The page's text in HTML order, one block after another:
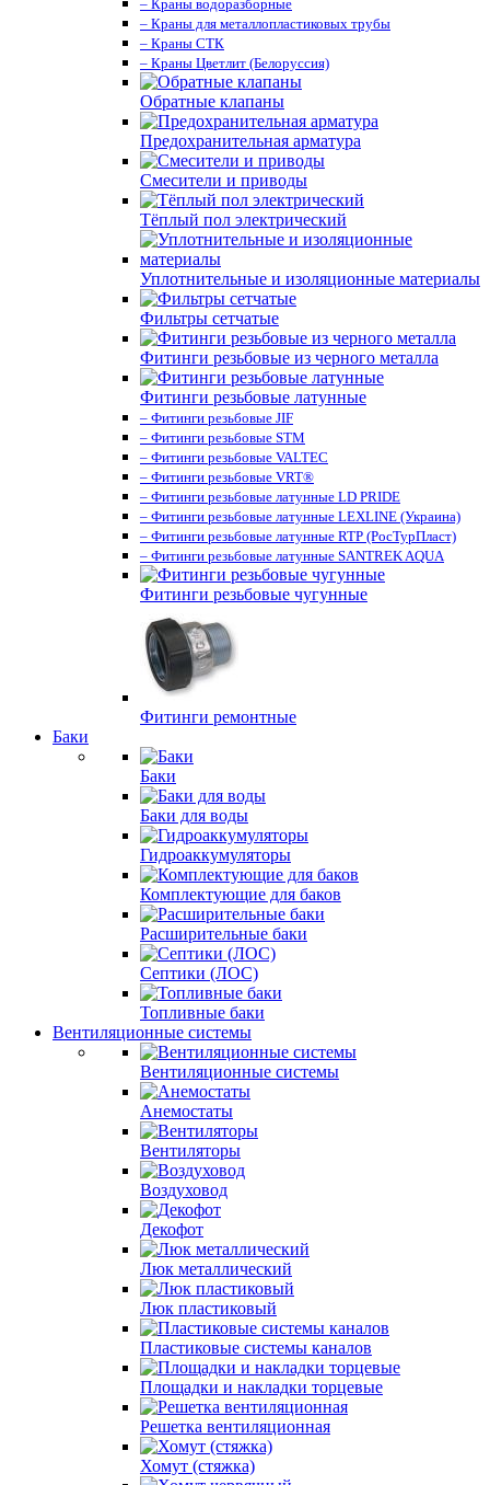
– Краны водоразборные
– Краны для металлопластиковых трубы
– Краны СТК
– Краны Цветлит (Белоруссия)
Обратные клапаны
Предохранительная арматура
Смесители и приводы
Тёплый пол электрический
Уплотнительные и изоляционные материалы
Фильтры сетчатые
Фитинги резьбовые из черного металла
Фитинги резьбовые латунные
– Фитинги резьбовые JIF
– Фитинги резьбовые STM
– Фитинги резьбовые VALTEC
– Фитинги резьбовые VRT®
– Фитинги резьбовые латунные LD PRIDE
– Фитинги резьбовые латунные LEXLINE (Украина)
– Фитинги резьбовые латунные RTP (РосТурПласт)
– Фитинги резьбовые латунные SANTREK AQUA
Фитинги резьбовые чугунные
Фитинги ремонтные
Баки
Баки
Баки для воды
Гидроаккумуляторы
Комплектующие для баков
Расширительные баки
Септики (ЛОС)
Топливные баки
Вентиляционные системы
Вентиляционные системы
Анемостаты
Вентиляторы
Воздуховод
Декофот
Люк металлический
Люк пластиковый
Пластиковые системы каналов
Площадки и накладки торцевые
Решетка вентиляционная
Хомут (стяжка)